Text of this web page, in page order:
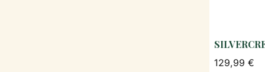
129,99 €